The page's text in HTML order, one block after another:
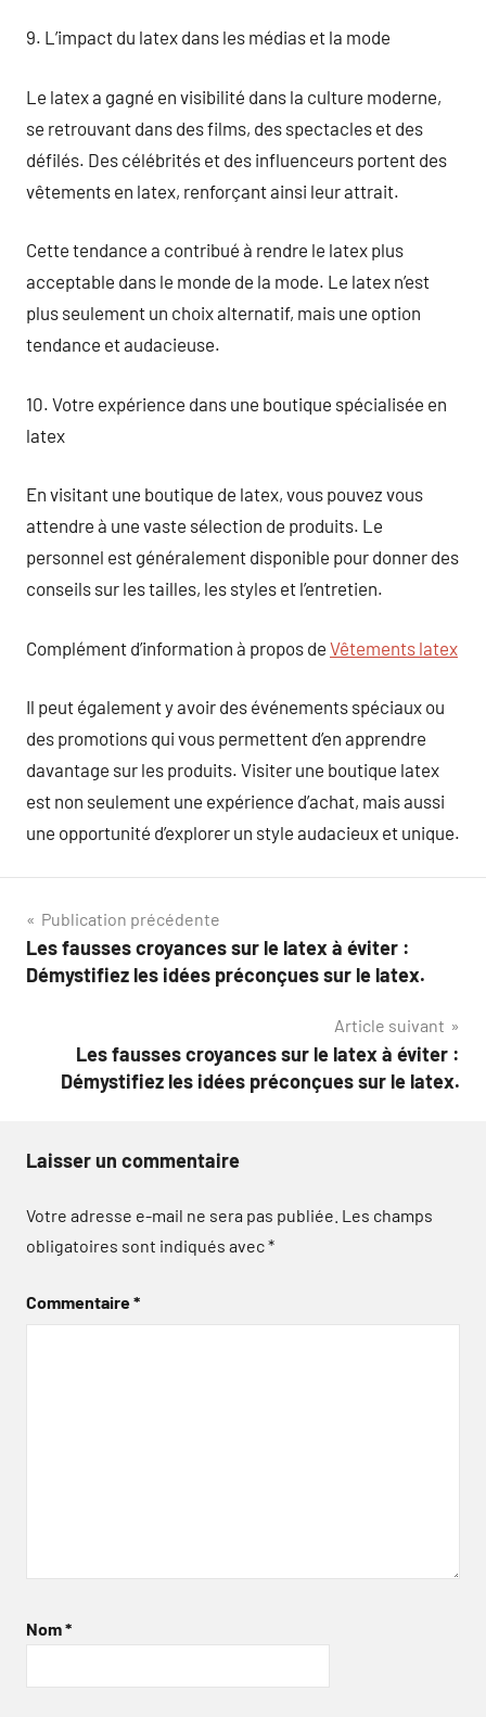
9. L’impact du latex dans les médias et la mode
Le latex a gagné en visibilité dans la culture moderne,
se retrouvant dans des films, des spectacles et des
défilés. Des célébrités et des influenceurs portent des
vêtements en latex, renforçant ainsi leur attrait.
Cette tendance a contribué à rendre le latex plus
acceptable dans le monde de la mode. Le latex n’est
plus seulement un choix alternatif, mais une option
tendance et audacieuse.
10. Votre expérience dans une boutique spécialisée en
latex
En visitant une boutique de latex, vous pouvez vous
attendre à une vaste sélection de produits. Le
personnel est généralement disponible pour donner des
conseils sur les tailles, les styles et l’entretien.
Complément d’information à propos de Vêtements latex
Il peut également y avoir des événements spéciaux ou
des promotions qui vous permettent d’en apprendre
davantage sur les produits. Visiter une boutique latex
est non seulement une expérience d’achat, mais aussi
une opportunité d’explorer un style audacieux et unique.
Navigation
de
Publication précédente
Les fausses croyances sur le latex à éviter :
Démystifiez les idées préconçues sur le latex.
Article suivant
Les fausses croyances sur le latex à éviter :
Démystifiez les idées préconçues sur le latex.
Laisser un commentaire
Votre adresse e-mail ne sera pas publiée. Les champs
obligatoires sont indiqués avec*
Commentaire*
Nom*